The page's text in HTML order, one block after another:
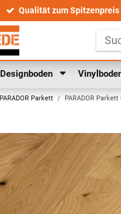
Qualität zum Spitzenpreis
Designboden
PARADOR Parkett PARADOR